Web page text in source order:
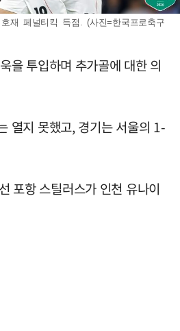
재 페널티킥 득점. (사진=한국프로축구
을 투입하며 추가골에 대한 의
열지 못했고, 경기는 서울의 1-
포항 스틸러스가 인천 유나이